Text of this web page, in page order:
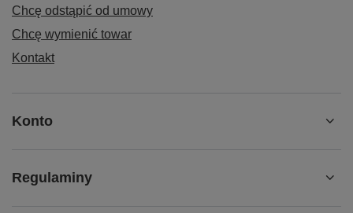
Chcę odstąpić od umowy
Chcę wymienić towar
Kontakt
Konto
Regulaminy